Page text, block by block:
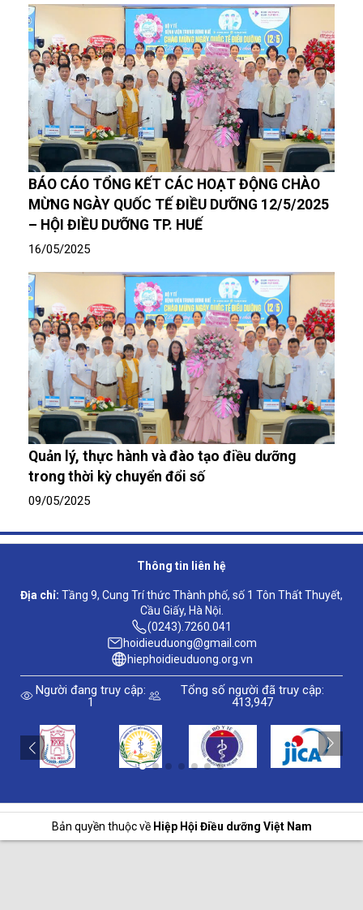
BÁO CÁO TỔNG KẾT CÁC HOẠT ĐỘNG CHÀO
MỪNG NGÀY QUỐC TẾ ĐIỀU DƯỠNG 12/5/2025
– HỘI ĐIỀU DƯỠNG TP. HUẾ
16/05/2025
Quản lý, thực hành và đào tạo điều dưỡng
trong thời kỳ chuyển đổi số
09/05/2025
Thông tin liên hệ
Địa chỉ: Tầng 9, Cung Trí thức Thành phố, số 1 Tôn Thất Thuyết,
Cầu Giấy, Hà Nội.
(0243).7260.041
hoidieuduong@gmail.com
hiephoidieuduong.org.vn
Người đang truy cập:
1
Tổng số người đã truy cập:
413,947
Bản quyền thuộc về Hiệp Hội Điều dưỡng Việt Nam